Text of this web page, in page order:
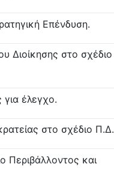
Επένδυση.
Διοίκησης στο σχέδιο
έλεγχο.
στο σχέδιο Π.Δ.
Περιβάλλοντος και